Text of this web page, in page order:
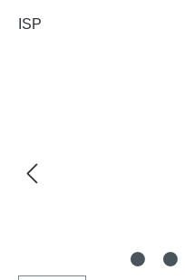
ISP